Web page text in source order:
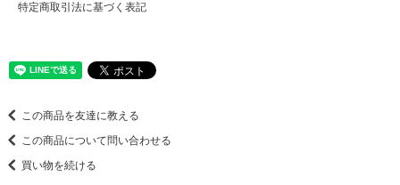
特定商取引法に基づく表記
この商品を友達に教える
この商品について問い合わせる
買い物を続ける